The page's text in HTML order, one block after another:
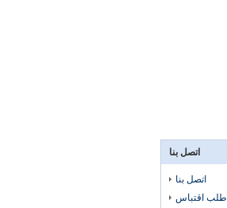
اتصل بنا
اتصل بنا
اطلب اقتباس